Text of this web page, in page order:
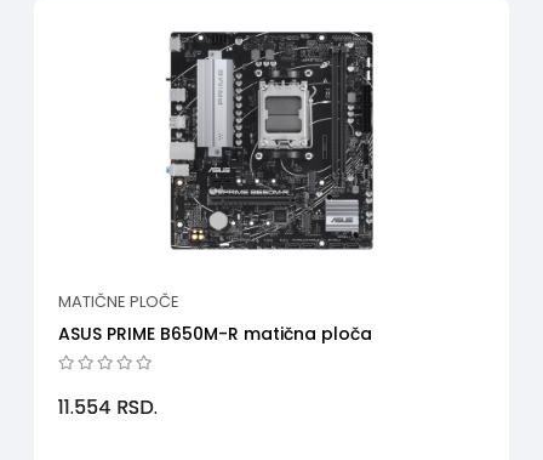
MATIČNE PLOČE
ASUS PRIME B650M-R matična ploča
11.554 RSD.